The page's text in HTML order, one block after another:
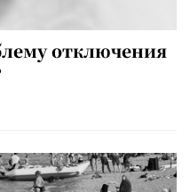
отключения